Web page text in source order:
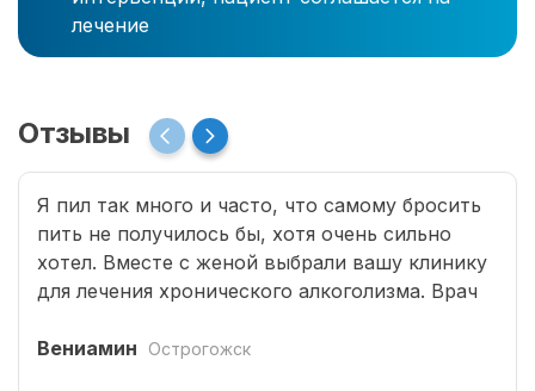
лечение
Отзывы
Я пил так много и часто, что самому бросить
пить не получилось бы, хотя очень сильно
хотел. Вместе с женой выбрали вашу клинику
для лечения хронического алкоголизма. Врач
сроком на три года. Вшивание препаратов
Вениамин Острогожск